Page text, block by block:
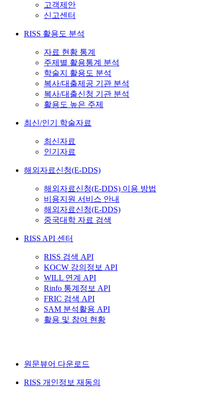
고객제안
신고센터
RISS 활용도 분석
자료 현황 통계
주제별 활용통계 분석
학술지 활용도 분석
복사/대출제공 기관 분석
복사/대출신청 기관 분석
활용도 높은 주제
최신/인기 학술자료
최신자료
인기자료
해외자료신청(E-DDS)
해외자료신청(E-DDS) 이용 방법
비용지원 서비스 안내
해외자료신청(E-DDS)
중국대학 자료 검색
RISS API 센터
RISS 검색 API
KOCW 강의정보 API
WILL 연계 API
Rinfo 통계정보 API
FRIC 검색 API
SAM 분석활용 API
활용 및 참여 현황
원문뷰어 다운로드
RISS 개인정보 재동의